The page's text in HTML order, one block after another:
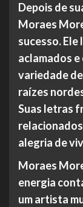
Depois de
Moraes
sucesso. Ele
aclamados
variedade
raízes
Suas letras
alegria de
Moraes
energia
um artista